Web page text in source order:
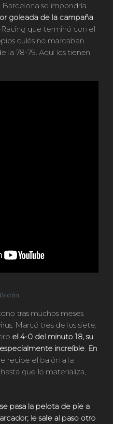
se impondría
goleada de la campaña
que terminó con el
culés no marcaban
la 78-79. Aquí los tienen
tras muchos meses
Marcó tres de los siete,
el 4-0 del minuto 18, su
increíble. En
recibe el balón a la
que lo materializa,
se pasa la pelota de pie a
le sale al paso otro